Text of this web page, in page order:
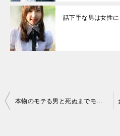
話下手な男は女性
投